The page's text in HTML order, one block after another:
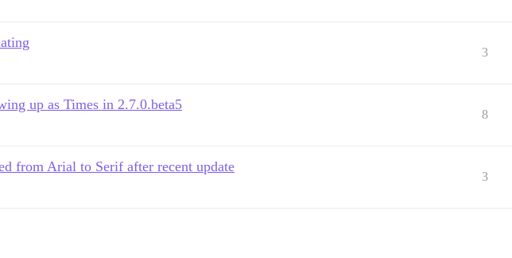
3
up as Times in 2.7.0.beta5
8
from Arial to Serif after recent update
3